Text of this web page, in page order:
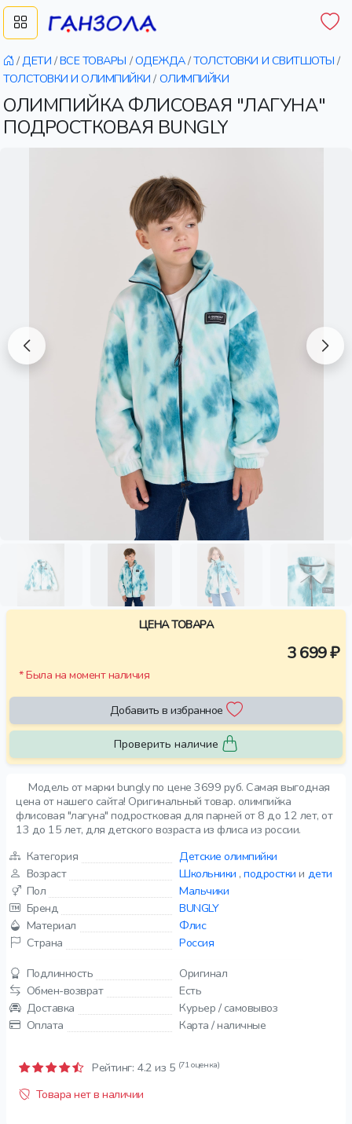
/ДЕТИ /ВСЕ ТОВАРЫ /ОДЕЖДА/ТОЛСТОВКИ И СВИТШОТЫ /
ТОЛСТОВКИ И ОЛИМПИЙКИ / ОЛИМПИЙКИ
ОЛИМПИЙКА ФЛИСОВАЯ "ЛАГУНА"
ПОДРОСТКОВАЯ BUNGLY
Модель от марки bungly по цене 3699 руб. Самая выгодная
цена от нашего сайта! Оригинальный товар. олимпийка
флисовая "лагуна" подростковая для парней от 8 до 12 лет, от
13 до 15 лет, для детского возраста из флиса из россии.
Категория
Детские олимпийки
Возраст
Школьники ,подростки и дети
Пол
Мальчики
Бренд
BUNGLY
Материал
Флис
Страна
Россия
Подлинность
Оригинал
Обмен-возврат
Есть
Доставка
Курьер / самовывоз
Оплата
Карта / наличные
Рейтинг: 4.2 из 5 (71 оценка)
Товара нет в наличии
ЦЕНА ТОВАРА
3 699 ₽
* Была на момент наличия
Добавить в избранное
Проверить наличие